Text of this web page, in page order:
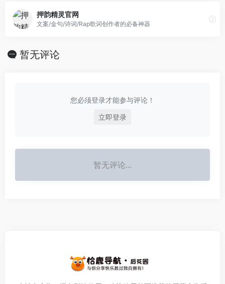
押韵精灵官网
文案/金句/诗词/Rap歌词创作者的必备神器
暂无评论
您必须登录才能参与评论！
立即登录
暂无评论...